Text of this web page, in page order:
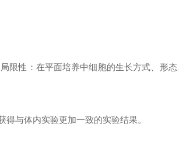
限性：在平面培养中细胞的生长方式、形态
与体内实验更加一致的实验结果。